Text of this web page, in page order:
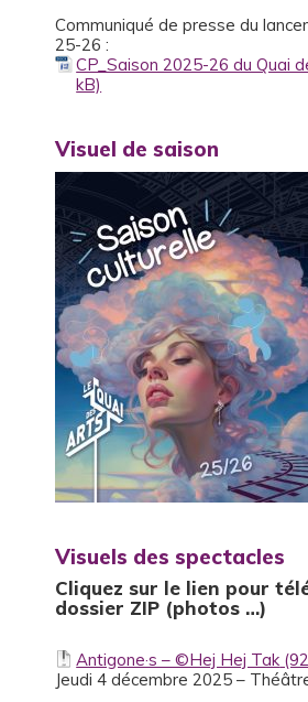
Communiqué de presse du
25-26 :
CP_Saison 2025-26 du Quai
Visuel de saison
Visuels des spectacles
Cliquez sur le lien pour
dossier ZIP (photos …)
Antigone·s – ©Hej Hej Tak
Jeudi 4 décembre 2025 –